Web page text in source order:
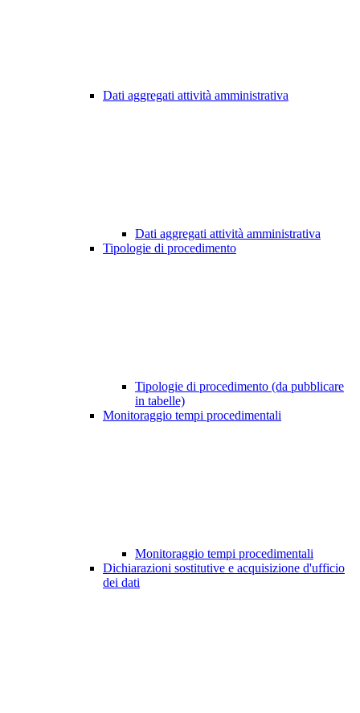
Dati aggregati attività amministrativa
Dati aggregati attività amministrativa
Tipologie di procedimento
Tipologie di procedimento (da pubblicare
in tabelle)
Monitoraggio tempi procedimentali
Monitoraggio tempi procedimentali
Dichiarazioni sostitutive e acquisizione d'ufficio
dei dati